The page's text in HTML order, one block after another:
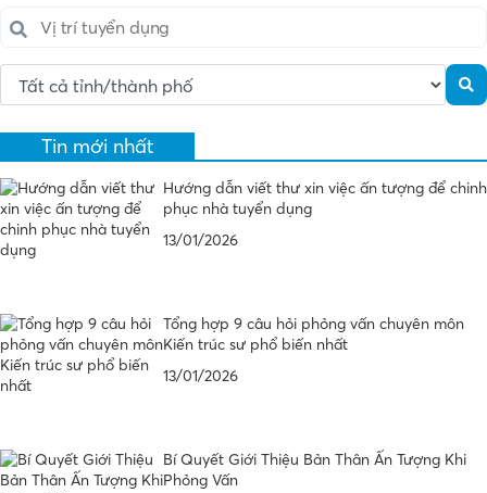
Tin mới nhất
Hướng dẫn viết thư xin việc ấn tượng để chinh
phục nhà tuyển dụng
13/01/2026
Tổng hợp 9 câu hỏi phỏng vấn chuyên môn
Kiến trúc sư phổ biến nhất
13/01/2026
Bí Quyết Giới Thiệu Bản Thân Ấn Tượng Khi
Phỏng Vấn